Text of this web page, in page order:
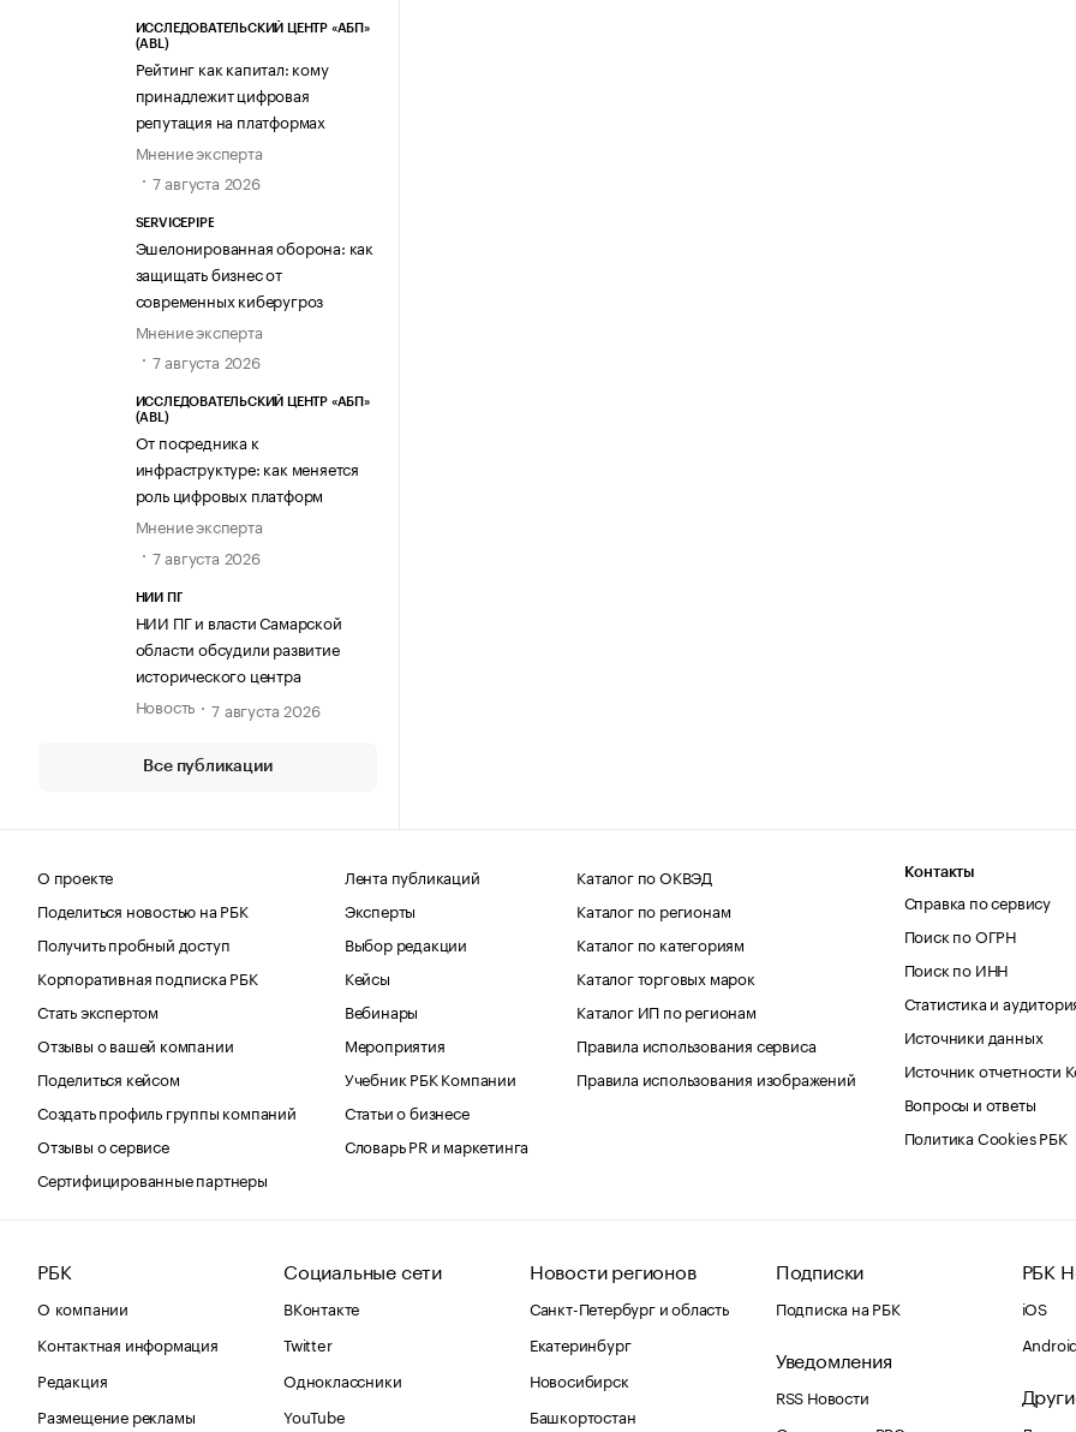
ИССЛЕДОВАТЕЛЬСКИЙ ЦЕНТР «АБП»
(ABL)
Рейтинг как капитал: кому
принадлежит цифровая
репутация на платформах
Мнение эксперта
7 августа 2026
SERVICEPIPE
Эшелонированная оборона: как
защищать бизнес от
современных киберугроз
Мнение эксперта
7 августа 2026
ИССЛЕДОВАТЕЛЬСКИЙ ЦЕНТР «АБП»
(ABL)
От посредника к
инфраструктуре: как меняется
роль цифровых платформ
Мнение эксперта
7 августа 2026
НИИ ПГ
НИИ ПГ и власти Самарской
области обсудили развитие
исторического центра
Новость
7 августа 2026
Все публикации
О проекте
Поделиться новостью на РБК
Получить пробный доступ
Корпоративная подписка РБК
Стать экспертом
Отзывы о вашей компании
Поделиться кейсом
Создать профиль группы компаний
Отзывы о сервисе
Сертифицированные партнеры
Лента публикаций
Эксперты
Выбор редакции
Кейсы
Вебинары
Мероприятия
Учебник РБК Компании
Статьи о бизнесе
Словарь PR и маркетинга
Каталог по ОКВЭД
Каталог по регионам
Каталог по категориям
Каталог торговых марок
Каталог ИП по регионам
Правила использования сервиса
Правила использования изображений
Контакты
Справка по сервису
Поиск по ОГРН
Поиск по ИНН
Статистика и
Источники данных
Источник отчетности
Вопросы и ответы
Политика Cookies РБК
РБК
О компании
Контактная информация
Редакция
Размещение рекламы
Социальные сети
ВКонтакте
Twitter
Одноклассники
YouTube
Новости регионов
Санкт-Петербург и область
Екатеринбург
Новосибирск
Башкортостан
Подписки
Подписка на РБК
Уведомления
RSS Новости
РБК
iOS